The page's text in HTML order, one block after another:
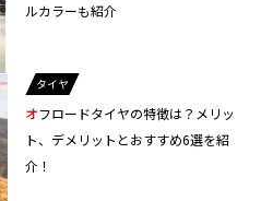
ルカラーも紹介
タイヤ
オフロードタイヤの特徴は？メリッ
ト、デメリットとおすすめ6選を紹
介！